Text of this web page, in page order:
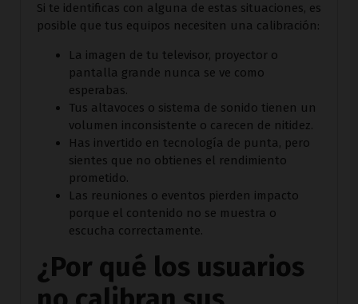
Si te identificas con alguna de estas situaciones, es
posible que tus equipos necesiten una calibración:
La imagen de tu televisor, proyector o
pantalla grande nunca se ve como
esperabas.
Tus altavoces o sistema de sonido tienen un
volumen inconsistente o carecen de nitidez.
Has invertido en tecnología de punta, pero
sientes que no obtienes el rendimiento
prometido.
Las reuniones o eventos pierden impacto
porque el contenido no se muestra o
escucha correctamente.
¿Por qué los usuarios